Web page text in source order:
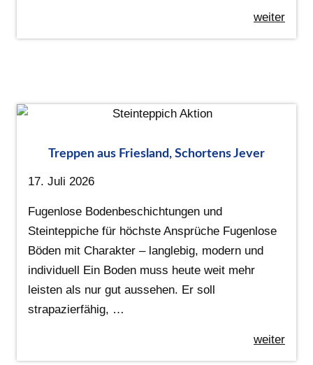
weiter
Treppen aus Friesland, Schortens Jever
17. Juli 2026
Fugenlose Bodenbeschichtungen und
Steinteppiche für höchste Ansprüche Fugenlose
Böden mit Charakter – langlebig, modern und
individuell Ein Boden muss heute weit mehr
leisten als nur gut aussehen. Er soll
strapazierfähig, …
weiter